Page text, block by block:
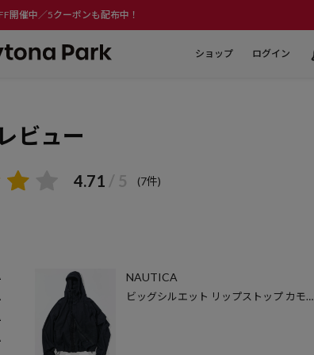
開催中／5クーポンも配布中！
ショップ ログイン
レビュー
4.71 / 5 (7件)
NAUTICA
ビッグシルエット リップストップ カモフ